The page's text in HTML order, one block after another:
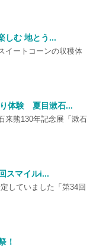
しむ 地とう...
イートコーンの収穫体
り体験 夏目漱石...
来熊130年記念展「漱石
スマイルi...
していました「第34回
！